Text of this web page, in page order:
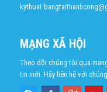
MẠNG XÃ HỘI
Theo dõi chúng tôi qua
tin mới. Hãy liên hệ với